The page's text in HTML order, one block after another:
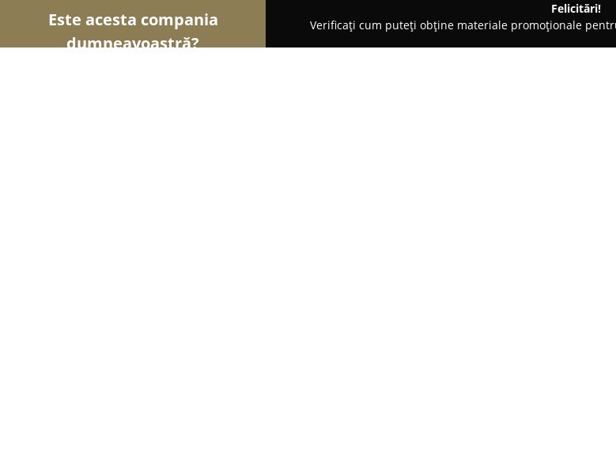
Este acesta compania
dumneavoastră?
Felicitări!
Verificați cum puteți obține materiale promoționale